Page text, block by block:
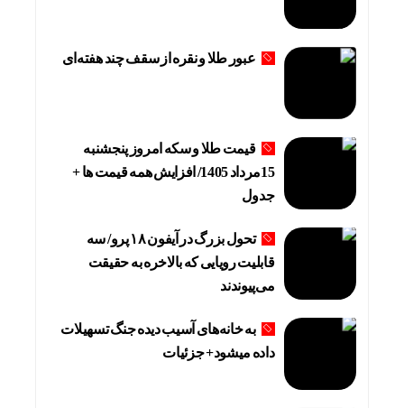
عبور طلا و نقره از سقف چند هفته‌ای
قیمت طلا و سکه امروز پنجشنبه
15مرداد 1405/ افزایش همه قیمت ها +
جدول
تحول بزرگ در آیفون ۱۸ پرو/ سه
قابلیت رویایی که بالاخره به حقیقت
می‌پیوندند
به خانه‌های آسیب دیده جنگ تسهیلات
داده میشود+ جزئیات